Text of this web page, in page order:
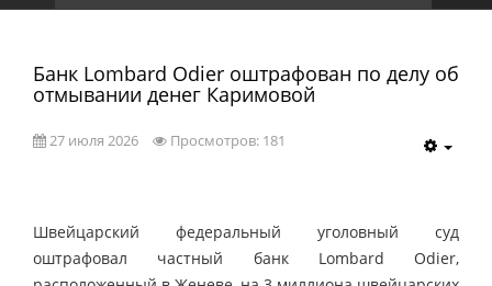
Банк Lombard Odier оштрафован по делу об
отмывании денег Каримовой
27 июля 2026 Просмотров: 181
Швейцарский федеральный уголовный суд
оштрафовал частный банк Lombard Odier,